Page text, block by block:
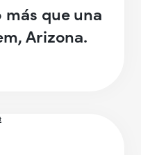
que una
Arizona.